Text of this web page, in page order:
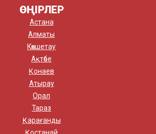
ӨҢІРЛЕР
Астана
Алматы
Көкшетау
Ақтөбе
Қонаев
Атырау
Орал
Тараз
Қарағанды
Қостанай